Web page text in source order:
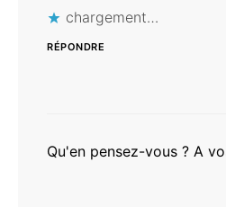
chargement…
RÉPONDRE
Qu'en pensez-vous ? A